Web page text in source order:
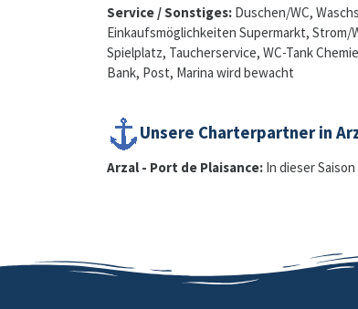
Service / Sonstiges: Duschen/WC,
Einkaufsmöglichkeiten Supermarkt, Strom/
Spielplatz, Taucherservice, WC-Tank
Bank, Post, Marina wird bewacht
Unsere Charterpartner in
Arzal - Port de Plaisance: In dieser